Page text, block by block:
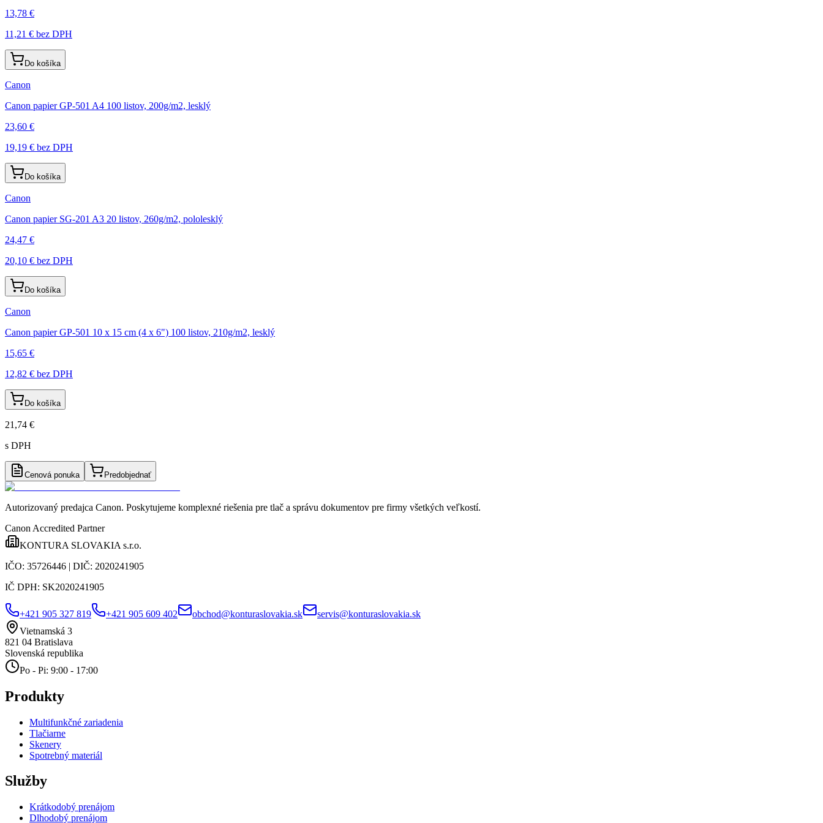
13,78 €
11,21 € bez DPH
Do košíka
Canon
Canon papier GP-501 A4 100 listov, 200g/m2, lesklý
23,60 €
19,19 € bez DPH
Do košíka
Canon
Canon papier SG-201 A3 20 listov, 260g/m2, pololesklý
24,47 €
20,10 € bez DPH
Do košíka
Canon
Canon papier GP-501 10 x 15 cm (4 x 6") 100 listov, 210g/m2, lesklý
15,65 €
12,82 € bez DPH
Do košíka
21,74 €
s DPH
Cenová ponuka Predobjednať
Autorizovaný predajca Canon. Poskytujeme komplexné riešenia pre tlač a správu dokumentov pre firmy všetkých veľkostí.
Canon Accredited Partner
KONTURA SLOVAKIA s.r.o.
IČO: 35726446 | DIČ: 2020241905
IČ DPH: SK2020241905
+421 905 327 819 +421 905 609 402 obchod@konturaslovakia.sk
servis@konturaslovakia.sk
Vietnamská 3
821 04 Bratislava
Slovenská republika
Po - Pi: 9:00 - 17:00
Produkty
Multifunkčné zariadenia
Tlačiarne
Skenery
Spotrebný materiál
Služby
Krátkodobý prenájom
Dlhodobý prenájom